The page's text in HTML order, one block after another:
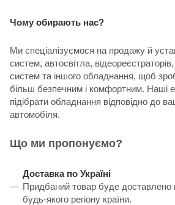
Чому обирають нас?
Ми спеціалізуємося на продажу й
систем, автосвітла,
систем та іншого обладнання, щоб
більш безпечним і комфортним. Наші
підібрати обладнання відповідно до
автомобіля.
Що ми пропонуємо?
Доставка по Україні
Придбаний товар буде доставлено
будь-якого регіону країни.